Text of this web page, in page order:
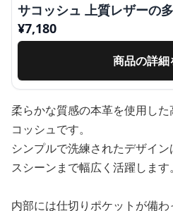
サコッシュ 上質レザーの
¥7,180
商品の詳細
柔らかな質感の本革を使用し
コッシュです。
シンプルで洗練されたデザイ
スシーンまで幅広く活躍します。
内部には仕切りポケットが備